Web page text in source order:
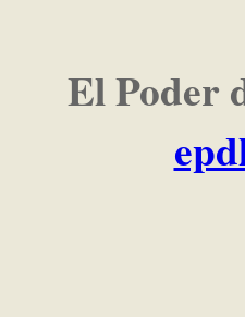
El Poder